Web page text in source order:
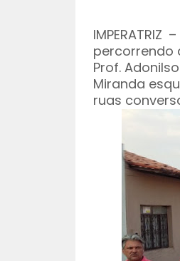
percorrendo
Prof.
Miranda
ruas